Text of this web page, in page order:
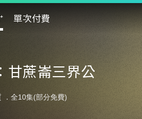
單次付費
甘蔗崙三界公
．全10集(部分免費)